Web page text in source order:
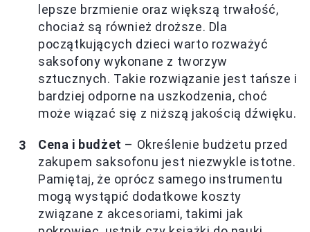
lepsze brzmienie oraz większą trwałość,
chociaż są również droższe. Dla
początkujących dzieci warto rozważyć
saksofony wykonane z tworzyw
sztucznych. Takie rozwiązanie jest tańsze i
bardziej odporne na uszkodzenia, choć
może wiązać się z niższą jakością dźwięku.
Cena i budżet – Określenie budżetu przed
zakupem saksofonu jest niezwykle istotne.
Pamiętaj, że oprócz samego instrumentu
mogą wystąpić dodatkowe koszty
związane z akcesoriami, takimi jak